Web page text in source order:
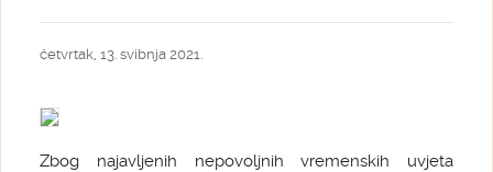
četvrtak, 13. svibnja 2021.
Zbog najavljenih nepovoljnih vremenskih uvjeta